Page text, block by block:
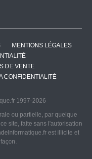
MENTIONS LÉGALES
DE VENTE
CONFIDENTIALITÉ
1997-2026
ou partielle, par quelque
site, faite sans l'autorisation
est illicite et